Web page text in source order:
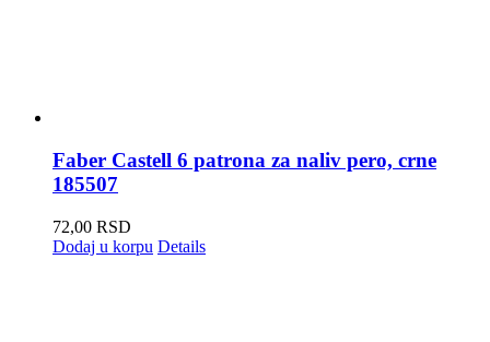
Faber Castell 6 patrona za naliv pero, crne
185507
72,00 RSD
Dodaj u korpu Details